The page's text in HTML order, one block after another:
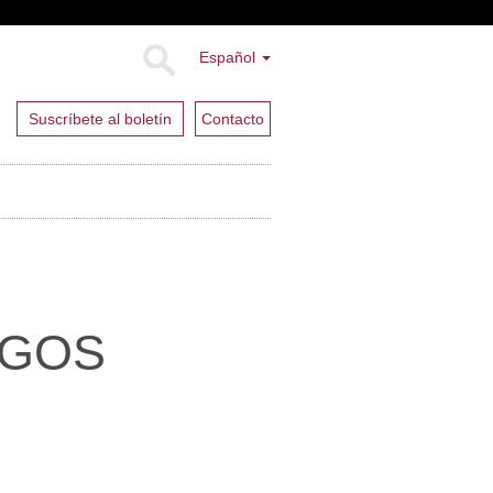
Español
Suscríbete al boletín Contacto